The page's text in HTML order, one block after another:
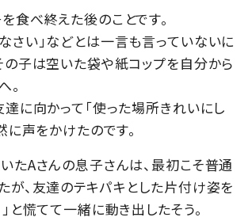
食べ終えた後のことです。
さい」などとは一言も言っていないに
の子は空いた袋や紙コップを自分から
。
達に向かって「使った場所きれいにし
に声をかけたのです。
たAさんの息子さんは、最初こそ普通
が、友達のテキパキとした片付け姿を
と慌てて一緒に動き出したそう。